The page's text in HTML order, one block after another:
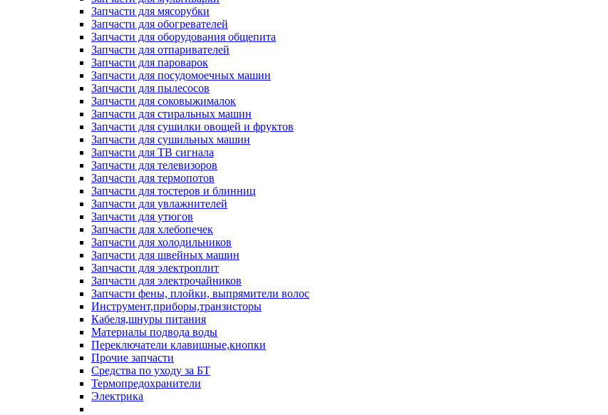
Запчасти для мясорубки
Запчасти для обогревателей
Запчасти для оборудования общепита
Запчасти для отпаривателей
Запчасти для пароварок
Запчасти для посудомоечных машин
Запчасти для пылесосов
Запчасти для соковыжималок
Запчасти для стиральных машин
Запчасти для сушилки овощей и фруктов
Запчасти для сушильных машин
Запчасти для ТВ сигнала
Запчасти для телевизоров
Запчасти для термопотов
Запчасти для тостеров и блинниц
Запчасти для увлажнителей
Запчасти для утюгов
Запчасти для хлебопечек
Запчасти для холодильников
Запчасти для швейных машин
Запчасти для электроплит
Запчасти для электрочайников
Запчасти фены, плойки, выпрямители волос
Инструмент,приборы,транзисторы
Кабеля,шнуры питания
Материалы подвода воды
Переключатели клавишные,кнопки
Прочие запчасти
Средства по уходу за БТ
Термопредохранители
Электрика